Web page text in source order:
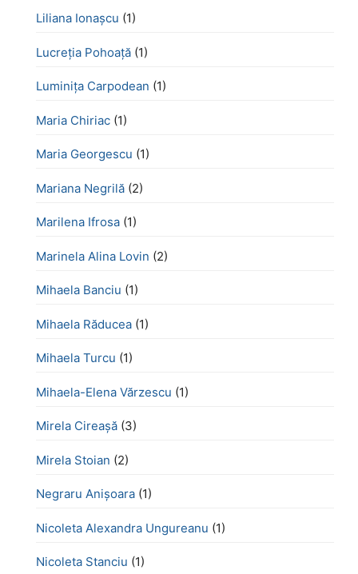
Liliana Ionașcu (1)
Lucreţia Pohoaţă (1)
Luminița Carpodean (1)
Maria Chiriac (1)
Maria Georgescu (1)
Mariana Negrilă (2)
Marilena Ifrosa (1)
Marinela Alina Lovin (2)
Mihaela Banciu (1)
Mihaela Răducea (1)
Mihaela Turcu (1)
Mihaela-Elena Vărzescu (1)
Mirela Cireașă (3)
Mirela Stoian (2)
Negraru Anișoara (1)
Nicoleta Alexandra Ungureanu (1)
Nicoleta Stanciu (1)